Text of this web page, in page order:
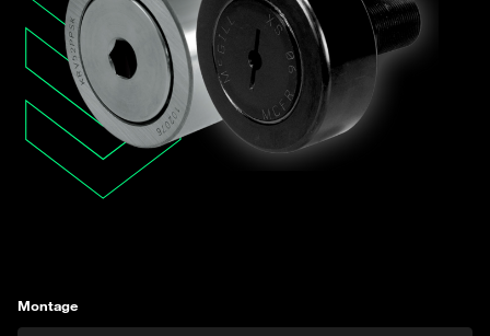
Montage